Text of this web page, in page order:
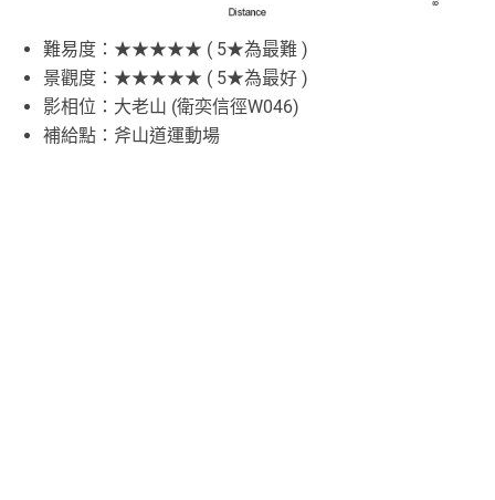
難易度：★★★★★ ( 5★為最難 )
景觀度：★★★★★ ( 5★為最好 )
影相位：大老山 (衛奕信徑W046)
補給點：斧山道運動場